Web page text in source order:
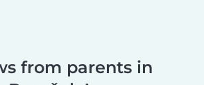
from parents in